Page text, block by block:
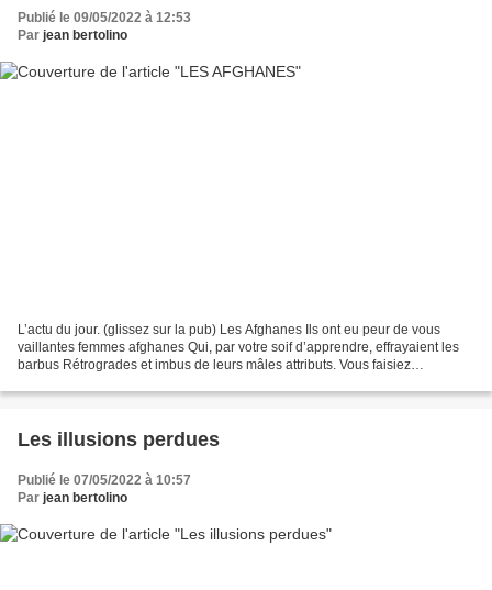
Publié le 09/05/2022 à 12:53
Par jean bertolino
L’actu du jour. (glissez sur la pub) Les Afghanes Ils ont eu peur de vous
vaillantes femmes afghanes Qui, par votre soif d’apprendre, effrayaient les
barbus Rétrogrades et imbus de leurs mâles attributs. Vous faisiez
Les illusions perdues
Publié le 07/05/2022 à 10:57
Par jean bertolino